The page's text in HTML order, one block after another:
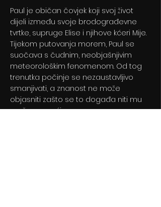
Paul je običan čovjek koji svoj život
dijeli između svoje brodograđevne
tvrtke, supruge Elise i njihove kćeri Mije.
Tijekom putovanja morem, Paul se
suočava s čudnim, neobjašnjivim
meteorološkim fenomenom. Od tog
trenutka počinje se nezaustavljivo
smanjivati, a znanost ne može
objasniti zašto se to događa niti mu
može pomoći.